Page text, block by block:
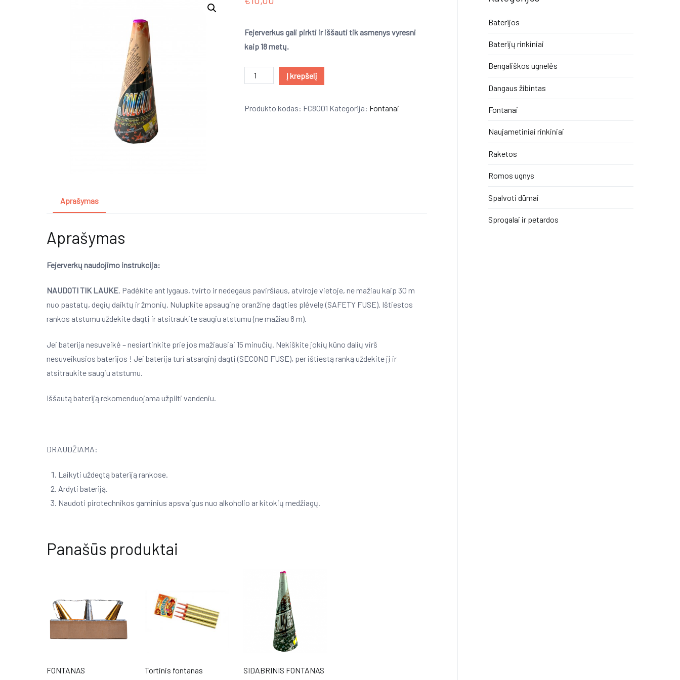
Fejerverkus gali pirkti ir iššauti tik asmenys vyresni
kaip 18metų.
produkto
kiekis:
Į krepšelį
Produkto kodas: FC8001 Kategorija: Fontanai
Aprašymas
Aprašymas
Fejerverkų naudojimo instrukcija:
NAUDOTI TIK LAUKE. Padėkite ant lygaus, tvirto ir nedegaus paviršiaus, atviroje vietoje, ne mažiau kaip 30 m
nuo pastatų, degių daiktų ir žmonių. Nulupkite apsauginę oranžinę dagties plėvelę (SAFETY FUSE). Ištiestos
rankos atstumu uždekite dagtį ir atsitraukite saugiu atstumu (ne mažiau 8 m).
Jei baterija nesuveikė – nesiartinkite prie jos mažiausiai 15 minučių. Nekiškite jokių kūno dalių virš
nesuveikusios baterijos ! Jei baterija turi atsarginį dagtį (SECOND FUSE), per ištiestą ranką uždekite jį ir
atsitraukite saugiu atstumu.
Iššautą bateriją rekomenduojama užpilti vandeniu.
DRAUDŽIAMA:
Laikyti uždegtą bateriją rankose.
Ardyti bateriją.
Naudoti pirotechnikos gaminius apsvaigus nuo alkoholio ar kitokių medžiagų.
Panašūs produktai
FONTANAS Tortinis fontanas SIDABRINIS FONTANAS
Baterijos
Baterijų rinkiniai
Bengališkos ugnelės
Dangaus žibintas
Fontanai
Naujametiniai rinkiniai
Raketos
Romos ugnys
Spalvoti dūmai
Sprogalai ir petardos